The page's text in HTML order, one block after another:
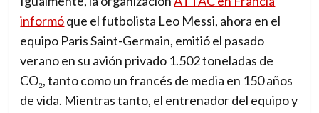
o
r
a
c
h
informóque el futbolista Leo Messi, ahora en el
equipo Paris Saint-Germain, emitió el pasado
verano en su avión privado 1.502 toneladas de
CO₂, tanto como un francés de media en 150 años
de vida. Mientras tanto, el entrenador del equipo y